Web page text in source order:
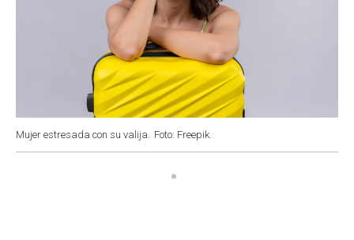
Mujer estresada con su valija. Foto: Freepik.